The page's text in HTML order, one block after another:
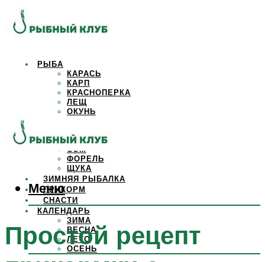
РЫБА
КАРАСЬ
КАРП
КРАСНОПЕРКА
ЛЕЩ
ОКУНЬ
САЗАН
СОМ
ФОРЕЛЬ
ЩУКА
ЗИМНЯЯ РЫБАЛКА
ПРИКОРМ
СНАСТИ
КАЛЕНДАРЬ
ЗИМА
ВЕСНА
ЛЕТО
ОСЕНЬ
Меню
Простой рецепт